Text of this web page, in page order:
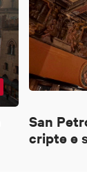
San
cripte e